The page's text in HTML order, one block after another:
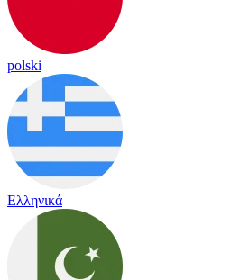
polski
Ελληνικά